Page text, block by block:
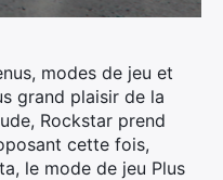
modes de jeu et
grand plaisir de la
Rockstar prend
cette fois,
le mode de jeu Plus